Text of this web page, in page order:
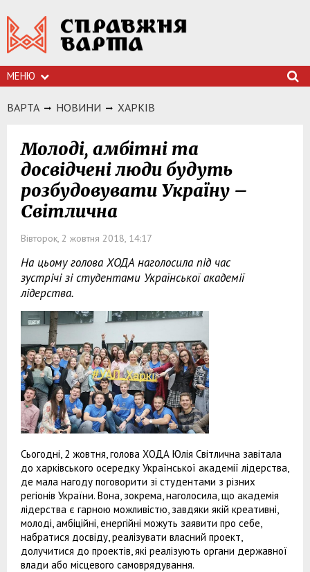
МЕНЮ
ВАРТА НОВИНИ ХАРКIВ
Молоді, амбітні та
досвідчені люди будуть
розбудовувати Україну –
Світлична
Вівторок, 2 жовтня 2018, 14:17
На цьому голова ХОДА наголосила під час
зустрічі зі студентами Української академії
лідерства.
Сьогодні, 2 жовтня, голова ХОДА Юлія Світлична завітала
до харківського осередку Української академії лідерства,
де мала нагоду поговорити зі студентами з різних
регіонів України. Вона, зокрема, наголосила, що академія
лідерства є гарною можливістю, завдяки якій креативні,
молоді, амбіційні, енергійні можуть заявити про себе,
набратися досвіду, реалізувати власний проект,
долучитися до проектів, які реалізують органи державної
влади або місцевого самоврядування.